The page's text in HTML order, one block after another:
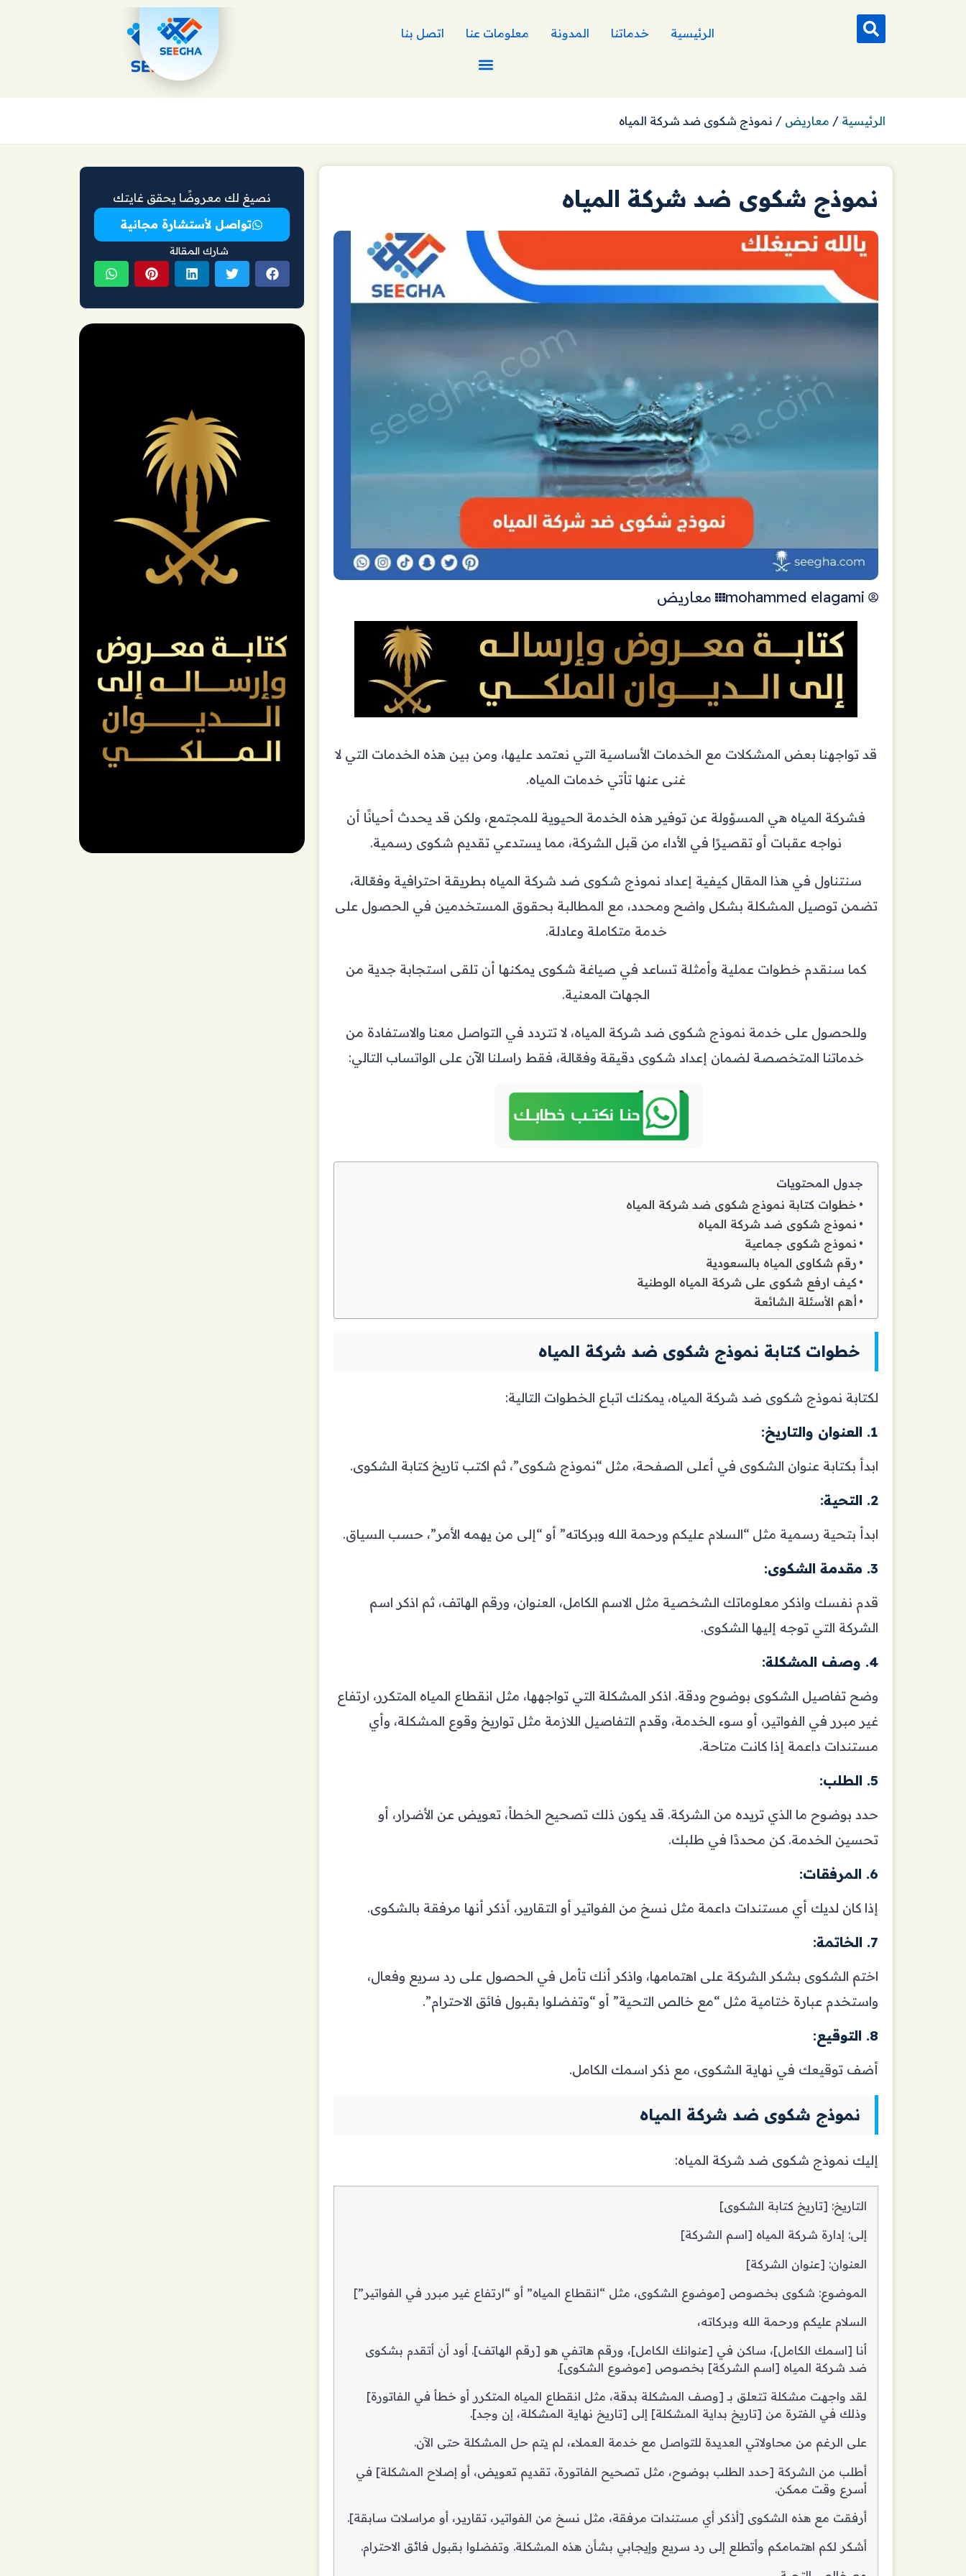
الرئيسية خدماتنا المدونة معلومات عنا اتصل بنا
الرئيسية / معاريض / نموذج شكوى ضد شركة المياه
نموذج شكوى ضد شركة المياه
mohammed elagami معاريض
قد تواجهنا بعض المشكلات مع الخدمات الأساسية التي نعتمد عليها، ومن بين هذه الخدمات التي لا
غنى عنها تأتي خدمات المياه.
فشركة المياه هي المسؤولة عن توفير هذه الخدمة الحيوية للمجتمع، ولكن قد يحدث أحيانًا أن
نواجه عقبات أو تقصيرًا في الأداء من قبل الشركة، مما يستدعي تقديم شكوى رسمية.
سنتناول في هذا المقال كيفية إعداد نموذج شكوى ضد شركة المياه بطريقة احترافية وفعّالة،
تضمن توصيل المشكلة بشكل واضح ومحدد، مع المطالبة بحقوق المستخدمين في الحصول على
خدمة متكاملة وعادلة.
كما سنقدم خطوات عملية وأمثلة تساعد في صياغة شكوى يمكنها أن تلقى استجابة جدية من
الجهات المعنية.
وللحصول على خدمة نموذج شكوى ضد شركة المياه، لا تتردد في التواصل معنا والاستفادة من
خدماتنا المتخصصة لضمان إعداد شكوى دقيقة وفعّالة، فقط راسلنا الآن على الواتساب التالي:
جدول المحتويات
خطوات كتابة نموذج شكوى ضد شركة المياه
نموذج شكوى ضد شركة المياه
نموذج شكوى جماعية
رقم شكاوى المياه بالسعودية
كيف ارفع شكوى على شركة المياه الوطنية
أهم الأسئلة الشائعة
خطوات كتابة نموذج شكوى ضد شركة المياه
لكتابة نموذج شكوى ضد شركة المياه، يمكنك اتباع الخطوات التالية:
1. العنوان والتاريخ:
ابدأ بكتابة عنوان الشكوى في أعلى الصفحة، مثل “نموذج شكوى”، ثم اكتب تاريخ كتابة الشكوى.
2. التحية:
ابدأ بتحية رسمية مثل “السلام عليكم ورحمة الله وبركاته” أو “إلى من يهمه الأمر”، حسب السياق.
3. مقدمة الشكوى:
قدم نفسك واذكر معلوماتك الشخصية مثل الاسم الكامل، العنوان، ورقم الهاتف، ثم اذكر اسم
الشركة التي توجه إليها الشكوى.
4. وصف المشكلة:
وضح تفاصيل الشكوى بوضوح ودقة. اذكر المشكلة التي تواجهها، مثل انقطاع المياه المتكرر، ارتفاع
غير مبرر في الفواتير، أو سوء الخدمة، وقدم التفاصيل اللازمة مثل تواريخ وقوع المشكلة، وأي
مستندات داعمة إذا كانت متاحة.
5. الطلب:
حدد بوضوح ما الذي تريده من الشركة. قد يكون ذلك تصحيح الخطأ، تعويض عن الأضرار، أو
تحسين الخدمة. كن محددًا في طلبك.
6. المرفقات:
إذا كان لديك أي مستندات داعمة مثل نسخ من الفواتير أو التقارير، أذكر أنها مرفقة بالشكوى.
7. الخاتمة:
اختم الشكوى بشكر الشركة على اهتمامها، واذكر أنك تأمل في الحصول على رد سريع وفعال،
واستخدم عبارة ختامية مثل “مع خالص التحية” أو “وتفضلوا بقبول فائق الاحترام”.
8. التوقيع:
أضف توقيعك في نهاية الشكوى، مع ذكر اسمك الكامل.
نموذج شكوى ضد شركة المياه
إليك نموذج شكوى ضد شركة المياه:
التاريخ: [تاريخ كتابة الشكوى]
إلى: إدارة شركة المياه [اسم الشركة]
العنوان: [عنوان الشركة]
الموضوع: شكوى بخصوص [موضوع الشكوى، مثل “انقطاع المياه” أو “ارتفاع غير مبرر في الفواتير”]
السلام عليكم ورحمة الله وبركاته،
أنا [اسمك الكامل]، ساكن في [عنوانك الكامل]، ورقم هاتفي هو [رقم الهاتف]. أود أن أتقدم بشكوى
ضد شركة المياه [اسم الشركة] بخصوص [موضوع الشكوى].
لقد واجهت مشكلة تتعلق بـ [وصف المشكلة بدقة، مثل انقطاع المياه المتكرر أو خطأ في الفاتورة]
وذلك في الفترة من [تاريخ بداية المشكلة] إلى [تاريخ نهاية المشكلة، إن وجد].
على الرغم من محاولاتي العديدة للتواصل مع خدمة العملاء، لم يتم حل المشكلة حتى الآن.
أطلب من الشركة [حدد الطلب بوضوح، مثل تصحيح الفاتورة، تقديم تعويض، أو إصلاح المشكلة] في
أسرع وقت ممكن.
أرفقت مع هذه الشكوى [أذكر أي مستندات مرفقة، مثل نسخ من الفواتير، تقارير، أو مراسلات سابقة].
أشكر لكم اهتمامكم وأتطلع إلى رد سريع وإيجابي بشأن هذه المشكلة. وتفضلوا بقبول فائق الاحترام.
نصيغ لك معروضًا يحقق غايتك
تواصل لأستشارة مجانية
شارك المقالة